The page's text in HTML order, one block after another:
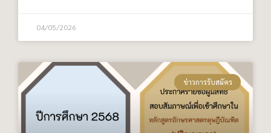
04/05/2026
ข่าวการรับสมัคร